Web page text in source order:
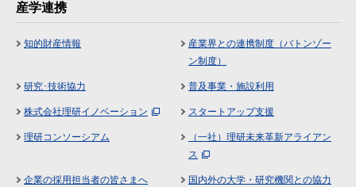
産学連携
知的財産情報
産業界との連携制度（バトンゾー
ン制度）
研究･技術協力 普及事業・施設利用
株式会社理研イノベーション スタートアップ支援
理研コンソーシアム
（一社）理研未来革新アライアン
ス
企業の採用担当者の皆さまへ 国内外の大学・研究機関との協力